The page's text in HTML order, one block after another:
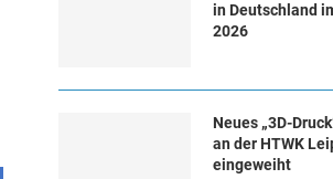
in Deutschland
2026
Neues „3D-
an der HTWK
eingeweiht